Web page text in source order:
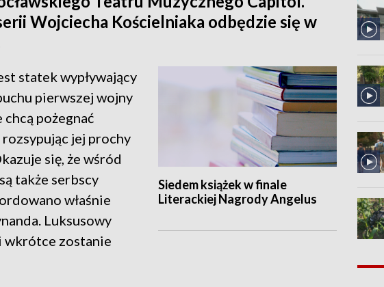
Wojciecha Kościelniaka odbędzie się w
Siedem książek w finale
Literackiej Nagrody Angelus
statek wypływający
pierwszej wojny
pożegnać
rozsypując jej prochy
się, że wśród
także serbscy
właśnie
Luksusowy
wkrótce zostanie